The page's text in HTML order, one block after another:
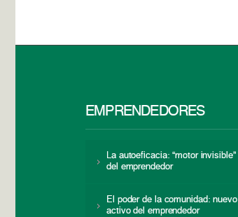
EMPRENDEDORES
La autoeficacia: “motor invisible”
del emprendedor
El poder de la comunidad: nuevo
activo del emprendedor